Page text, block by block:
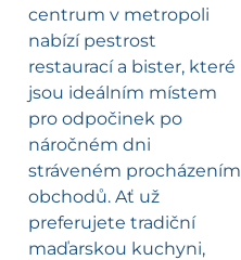
centrum v metropoli
nabízí pestrost
restaurací a bister, které
jsou ideálním místem
pro odpočinek po
náročném dni
stráveném procházením
obchodů. Ať už
preferujete tradiční
maďarskou kuchyni,